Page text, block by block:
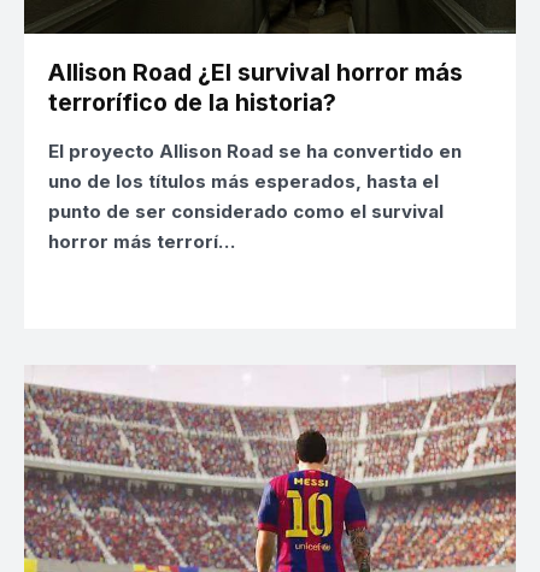
Allison Road ¿El survival horror más
terrorífico de la historia?
El proyecto Allison Road se ha convertido en
uno de los títulos más esperados, hasta el
punto de ser considerado como el survival
horror más terrorí…